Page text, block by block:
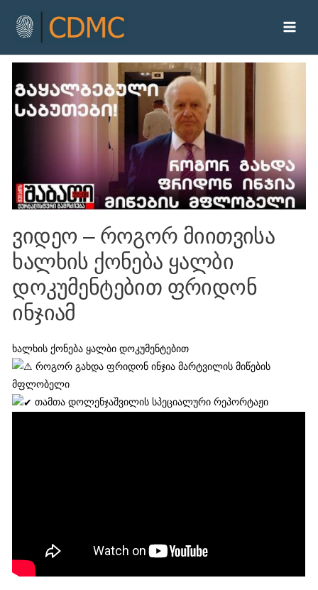
ვიდეო – როგორ მიითვისა
ხალხის ქონება ყალბი
დოკუმენტებით ფრიდონ
ინჯიამ
ხალხის ქონება ყალბი დოკუმენტებით
როგორ გახდა ფრიდონ ინჯია მარტვილის მიწების
მფლობელი
თამთა დოლენჯაშვილის სპეციალური რეპორტაჟი